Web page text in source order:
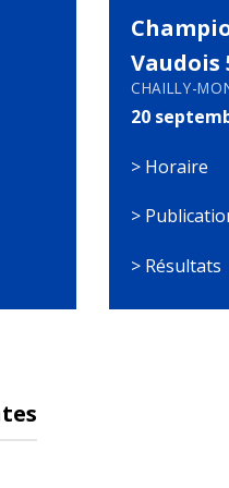
Vaudois
CHAILLY-
20
> Horaire
>
> Résultats